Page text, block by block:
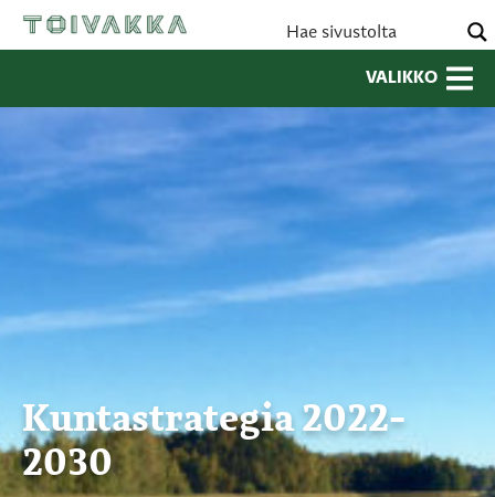
VALIKKO
Kuntastrategia 2022-
2030